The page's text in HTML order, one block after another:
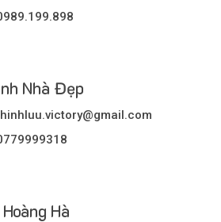
Nhà Đẹp
Hà